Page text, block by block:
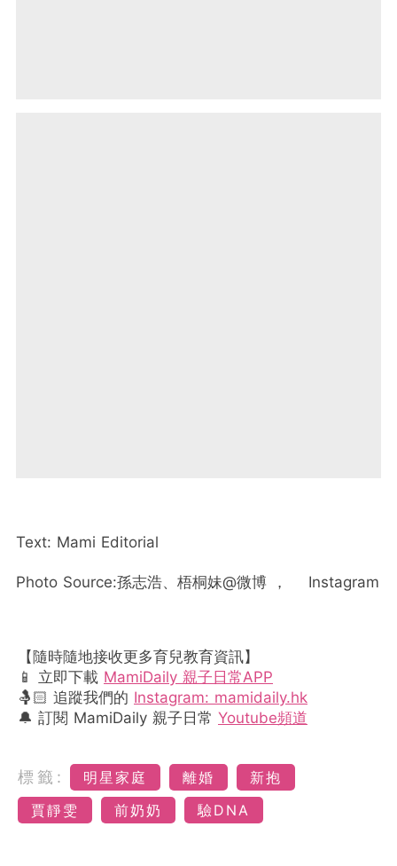
Text: Mami Editorial
Photo Source:孫志浩、梧桐妹@微博 ， Instagram
【隨時隨地接收更多育兒教育資訊】
📱 立即下載 MamiDaily 親子日常APP
🤱🏻 追蹤我們的 Instagram: mamidaily.hk
🔔 訂閱 MamiDaily 親子日常 Youtube頻道
標籤: 明星家庭 離婚
新抱
賈靜雯
前奶奶 驗DNA